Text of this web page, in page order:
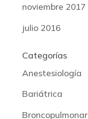
noviembre 2017
julio 2016
Categorías
Anestesiología
Bariátrica
Broncopulmonar